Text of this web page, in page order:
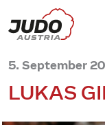
5. September
LUKAS